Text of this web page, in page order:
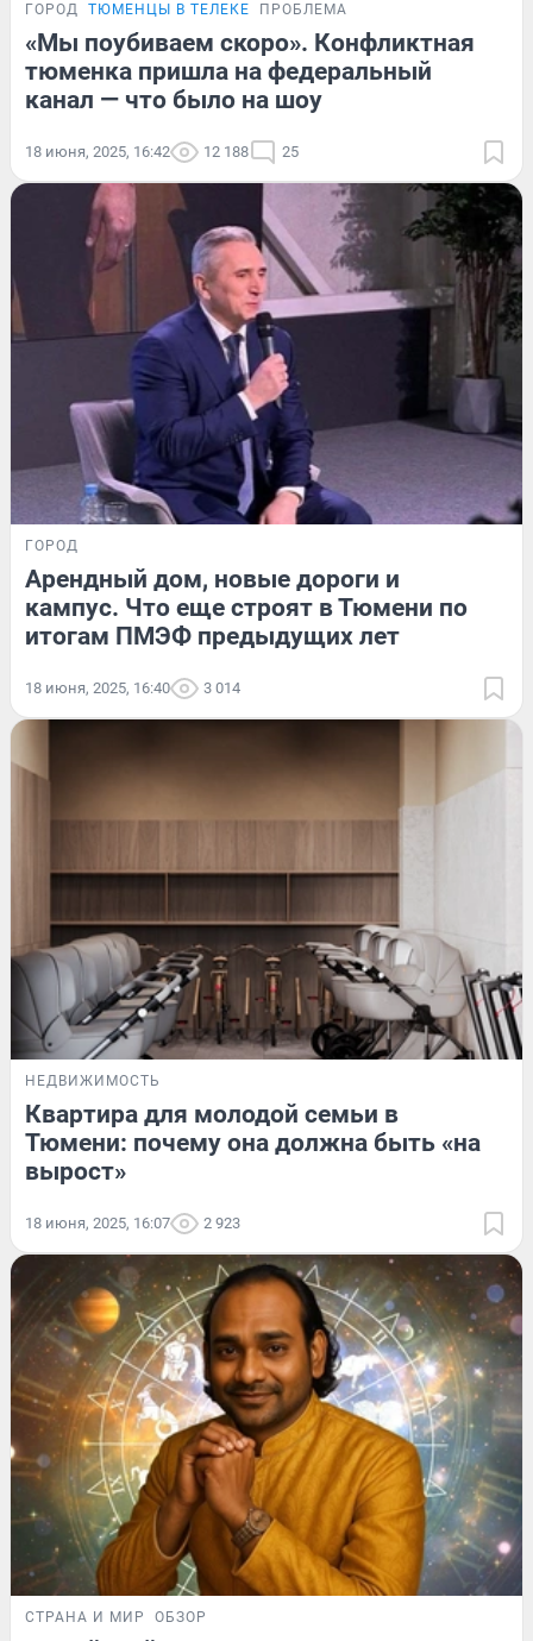
ГОРОД ТЮМЕНЦЫ В ТЕЛЕКЕ ПРОБЛЕМА
«Мы поубиваем скоро». Конфликтная
тюменка пришла на федеральный
канал — что было на шоу
18 июня, 2025, 16:42 12 188 25
ГОРОД
Арендный дом, новые дороги и
кампус. Что еще строят в Тюмени по
итогам ПМЭФ предыдущих лет
18 июня, 2025, 16:40 3 014
НЕДВИЖИМОСТЬ
Квартира для молодой семьи в
Тюмени: почему она должна быть «на
вырост»
18 июня, 2025, 16:07 2 923
СТРАНА И МИР ОБЗОР